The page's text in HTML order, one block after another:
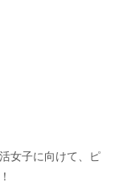
女子に向けて、ピ